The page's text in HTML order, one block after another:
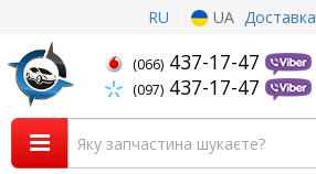
RU UA Доставка
(066) 437-17-47
(097) 437-17-47